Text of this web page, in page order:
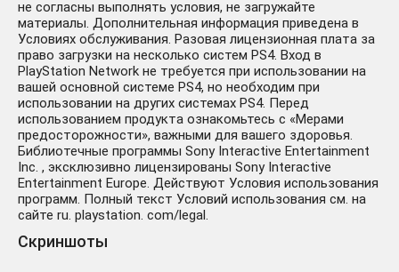
не согласны выполнять условия, не загружайте
материалы. Дополнительная информация приведена в
Условиях обслуживания. Разовая лицензионная плата за
право загрузки на несколько систем PS4. Вход в
PlayStation Network не требуется при использовании на
вашей основной системе PS4, но необходим при
использовании на других системах PS4. Перед
использованием продукта ознакомьтесь с «Мерами
предосторожности», важными для вашего здоровья.
Библиотечные программы Sony Interactive Entertainment
Inc. , эксклюзивно лицензированы Sony Interactive
Entertainment Europe. Действуют Условия использования
программ. Полный текст Условий использования см. на
сайте ru. playstation. com/legal.
Скриншоты